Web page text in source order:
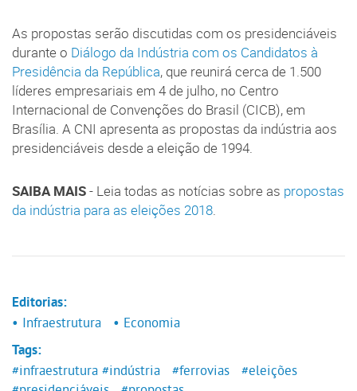
As propostas serão discutidas com os presidenciáveis
durante o Diálogo da Indústria com os Candidatos à
Presidência da República, que reunirá cerca de 1.500
líderes empresariais em 4 de julho, no Centro
Internacional de Convenções do Brasil (CICB), em
Brasília. A CNI apresenta as propostas da indústria aos
presidenciáveis desde a eleição de 1994.
SAIBA MAIS- Leia todas as notícias sobre as propostas
da indústria para as eleições 2018.
Editorias:
• Infraestrutura
• Economia
Tags:
#infraestrutura #indústria #ferrovias
#eleições